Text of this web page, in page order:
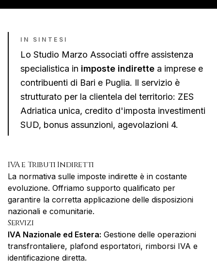
IN SINTESI
Lo Studio Marzo Associati offre assistenza
specialistica in imposte indirette a imprese e
contribuenti di Bari e Puglia. Il servizio è
strutturato per la clientela del territorio: ZES
Adriatica unica, credito d'imposta investimenti
SUD, bonus assunzioni, agevolazioni 4.
IVA e Tributi Indiretti
La normativa sulle imposte indirette è in costante
evoluzione. Offriamo supporto qualificato per
garantire la corretta applicazione delle disposizioni
nazionali e comunitarie.
Servizi
IVA Nazionale ed Estera: Gestione delle operazioni
transfrontaliere, plafond esportatori, rimborsi IVA e
identificazione diretta.